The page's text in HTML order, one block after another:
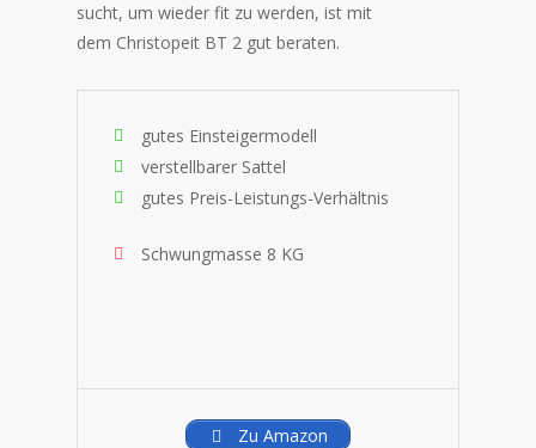
sucht, um wieder fit zu werden, ist mit
dem Christopeit BT 2 gut beraten.
gutes Einsteigermodell
verstellbarer Sattel
gutes Preis-Leistungs-Verhältnis
Schwungmasse 8 KG
Zu Amazon